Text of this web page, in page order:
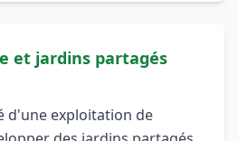
et jardins partagés
d'une exploitation de